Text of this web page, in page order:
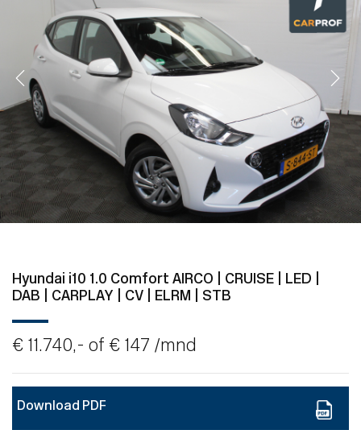
Hyundai i10 1.0 Comfort AIRCO | CRUISE | LED |
DAB | CARPLAY | CV | ELRM | STB
€ 11.740,- of € 147 /mnd
Download PDF